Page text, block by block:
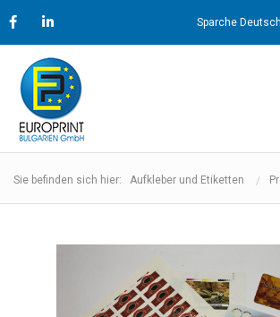
Sparche Deutsch
Sie befinden sich hier: Aufkleber und Etiketten